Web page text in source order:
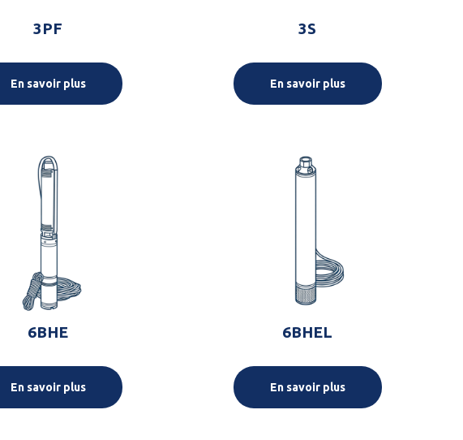
3PF
En savoir plus
3S
En savoir plus
6BHE
En savoir plus
6BHEL
En savoir plus